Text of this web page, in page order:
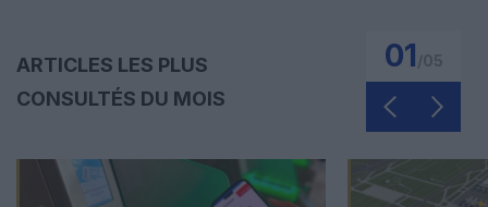
ARTICLES LES PLUS
CONSULTÉS DU MOIS
01